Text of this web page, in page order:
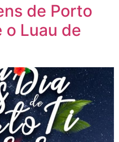
de Porto
o Luau de